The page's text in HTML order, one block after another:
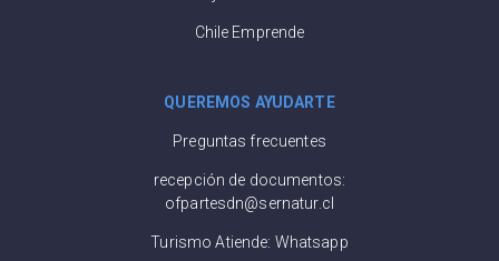
Chile Emprende
QUEREMOS AYUDARTE
Preguntas frecuentes
recepción de documentos:
ofpartesdn@sernatur.cl
Turismo Atiende: Whatsapp